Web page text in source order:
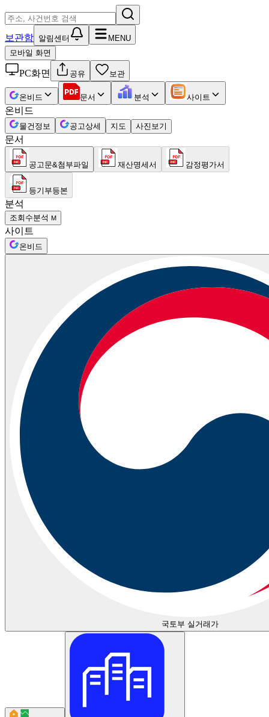
보관함 알림센터
MENU
모바일 화면
PC화면 공유 보관
온비드 문서 분석 사이트
온비드
물건정보 공고상세 지도 사진보기
문서
공고문&첨부파일 재산명세서 감정평가서
등기부등본
분석
조회수분석 M
사이트
온비드
국토부 실거래가